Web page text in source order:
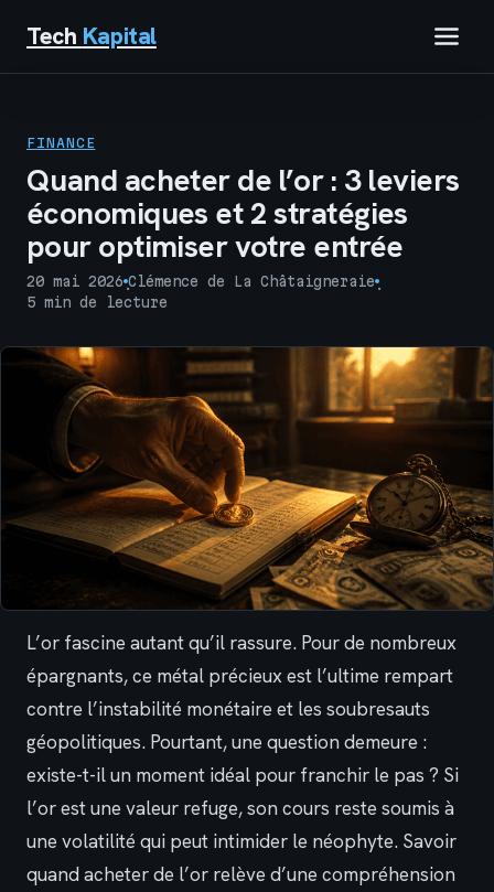
Tech Kapital
BUSINESS
MARKETING
FINANCE
Quand acheter de l’or : 3 leviers
économiques et 2 stratégies
pour optimiser votre entrée
20 mai 2026
·
Clémence de La Châtaigneraie
·
5 min de lecture
L’or fascine autant qu’il rassure. Pour de nombreux
épargnants, ce métal précieux est l’ultime rempart
contre l’instabilité monétaire et les soubresauts
géopolitiques. Pourtant, une question demeure :
existe-t-il un moment idéal pour franchir le pas ? Si
l’or est une valeur refuge, son cours reste soumis à
une volatilité qui peut intimider le néophyte. Savoir
quand acheter de l’or relève d’une compréhension